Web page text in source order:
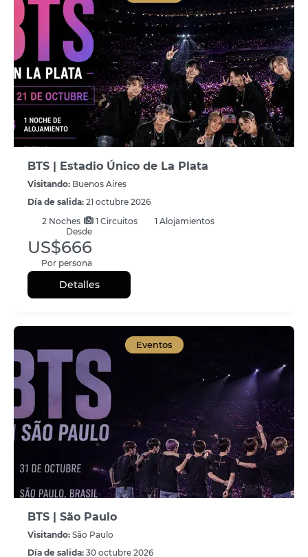
BTS | Estadio Único de La Plata
Visitando: Buenos Aires
Día de salida: 21 octubre 2026
2 Noches 1 Circuitos
1 Alojamientos
Desde
US$666
Por persona
Detalles
Eventos
BTS | São Paulo
Visitando: São Paulo
Día de salida: 30 octubre 2026